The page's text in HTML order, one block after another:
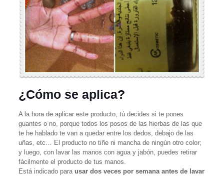
¿Cómo se aplica?
A la hora de aplicar este producto, tú decides si te pones
guantes o no, porque todos los posos de las hierbas de las que
te he hablado te van a quedar entre los dedos, debajo de las
uñas, etc… El producto no tiñe ni mancha de ningún otro color;
y luego, con lavar las manos con agua y jabón, puedes retirar
fácilmente el producto de tus manos.
Está indicado para usar dos veces por semana antes de lavar